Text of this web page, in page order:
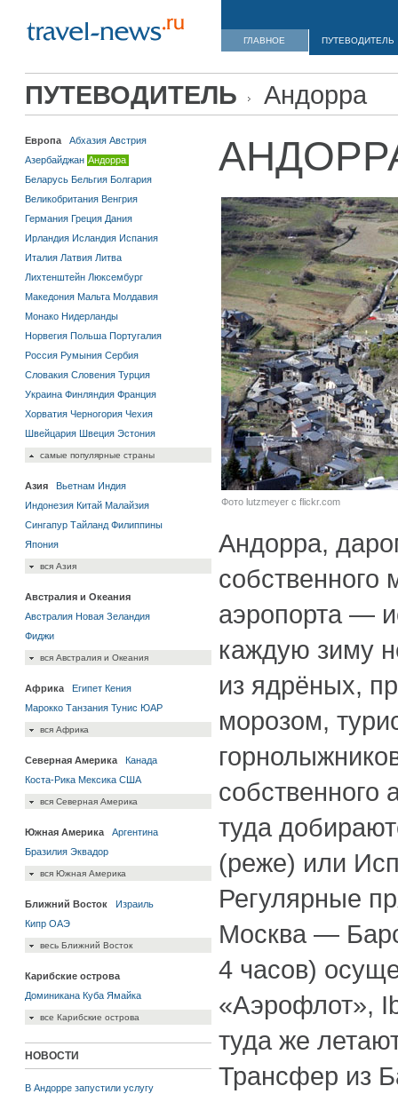
ГЛАВНОЕ ПУТЕВОДИТЕЛЬ
ПУТЕВОДИТЕЛЬ Андорра
Европа Абхазия Австрия
Азербайджан Андорра
Беларусь Бельгия Болгария
Великобритания Венгрия
Германия Греция Дания
Ирландия Исландия Испания
Италия Латвия Литва
Лихтенштейн Люксембург
Македония Мальта Молдавия
Монако Нидерланды
Норвегия Польша Португалия
Россия Румыния Сербия
Словакия Словения Турция
Украина Финляндия Франция
Хорватия Черногория Чехия
Швейцария Швеция Эстония
самые популярные страны
Азия Вьетнам Индия
Индонезия Китай Малайзия
Сингапур Тайланд Филиппины
Япония
вся Азия
Австралия и Океания
Австралия Новая Зеландия
Фиджи
вся Австралия и Океания
Африка Египет Кения
Марокко Танзания Тунис ЮАР
вся Африка
Северная Америка
Канада
Коста-Рика Мексика США
вся Северная Америка
Южная Америка
Аргентина
Бразилия Эквадор
вся Южная Америка
Ближний Восток
Израиль
Кипр ОАЭ
весь Ближний Восток
Карибские острова
Доминикана Куба Ямайка
все Карибские острова
НОВОСТИ
В Андорре запустили услугу
Фото lutzmeyer с flickr.com
Андорра,
собственного
аэропорта —
каждую зиму
из ядрёных,
морозом,
собственного
туда
(реже) или
Регулярные
Москва —
4 часов)
«Аэрофлот»,
туда же
Трансфер из